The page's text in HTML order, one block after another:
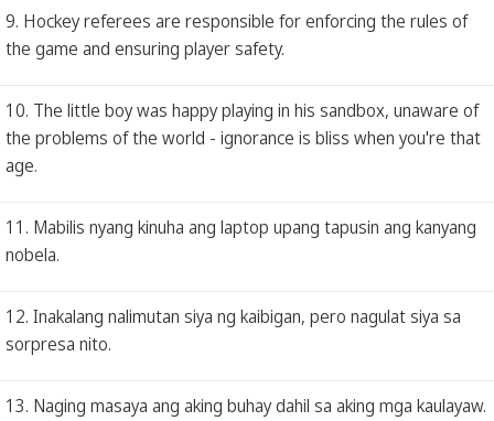
9. Hockey referees are responsible for enforcing the rules of
the game and ensuring player safety.
10. The little boy was happy playing in his sandbox, unaware of
the problems of the world - ignorance is bliss when you're that
age.
11. Mabilis nyang kinuha ang laptop upang tapusin ang kanyang
nobela.
12. Inakalang nalimutan siya ng kaibigan, pero nagulat siya sa
sorpresa nito.
13. Naging masaya ang aking buhay dahil sa aking mga kaulayaw.